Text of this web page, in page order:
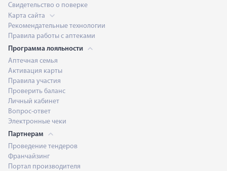
Свидетельство о поверке
Карта сайта
Рекомендательные технологии
Правила работы с аптеками
Программа лояльности
Аптечная семья
Активация карты
Правила участия
Проверить баланс
Личный кабинет
Вопрос-ответ
Электронные чеки
Партнерам
Проведение тендеров
Франчайзинг
Портал производителя